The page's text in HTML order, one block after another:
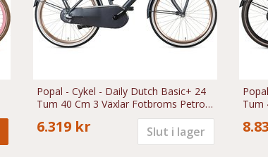
Popal - Cykel - Daily Dutch Basic+ 24
Tum 40 Cm 3 Växlar Fotbroms Petrol
6.319 kr Slut i lager
Tum